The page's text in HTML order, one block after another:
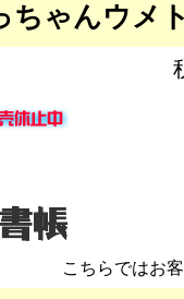
ちゃんウメ
こちらではお